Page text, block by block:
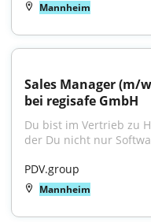
Mannheim
Sales Manager (m/
bei regisafe GmbH
Du bist im Vertrieb zu
der Du nicht nur
PDV.group
Mannheim